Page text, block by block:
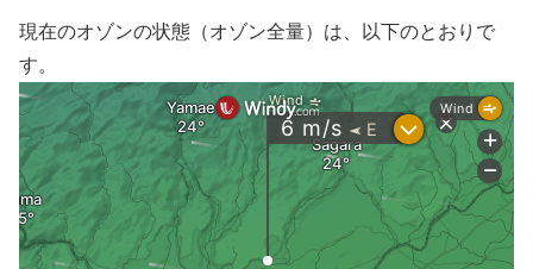
現在のオゾンの状態（オゾン全量）は、以下のとおりで
す。